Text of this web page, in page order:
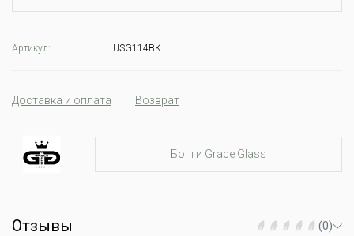
Артикул: USG114BK
Доставка и оплата Возврат
Бонги Grace Glass
Отзывы (0)